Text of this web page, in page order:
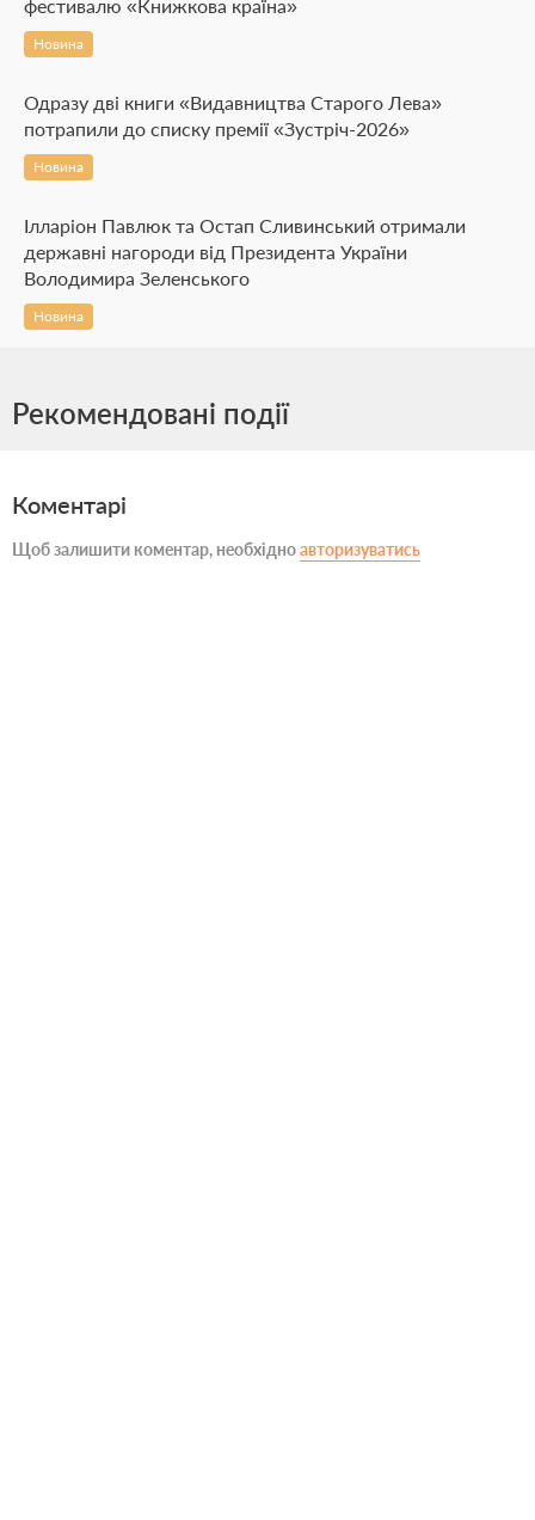
фестивалю «Книжкова країна»
Новина
Одразу дві книги «Видавництва Старого Лева»
потрапили до списку премії «Зустріч-2026»
Новина
Ілларіон Павлюк та Остап Сливинський отримали
державні нагороди від Президента України
Володимира Зеленського
Новина
Рекомендовані події
Коментарі
Щоб залишити коментар, необхідноавторизуватись